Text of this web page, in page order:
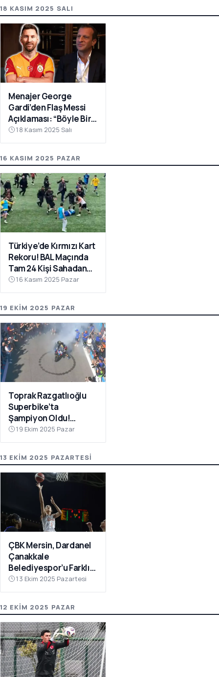
18 KASIM 2025 SALI
Menajer George
Gardi’den Flaş Messi
Açıklaması: “Böyle Bir
Fırsat Olursa,
Galatasaray İçin
18 Kasım 2025 Salı
16 KASIM 2025 PAZAR
Türkiye’de Kırmızı Kart
Rekoru! BAL Maçında
Tam 24 Kişi Sahadan
Atıldı
16 Kasım 2025 Pazar
19 EKIM 2025 PAZAR
Toprak Razgatlıoğlu
Superbike’ta
Şampiyon Oldu!
Rakibinin Skandal
Hamlesi Tepki Çekti
19 Ekim 2025 Pazar
13 EKIM 2025 PAZARTESI
ÇBK Mersin, Dardanel
Çanakkale
Belediyespor’u Farklı
Geçti: 112-78
13 Ekim 2025 Pazartesi
12 EKIM 2025 PAZAR